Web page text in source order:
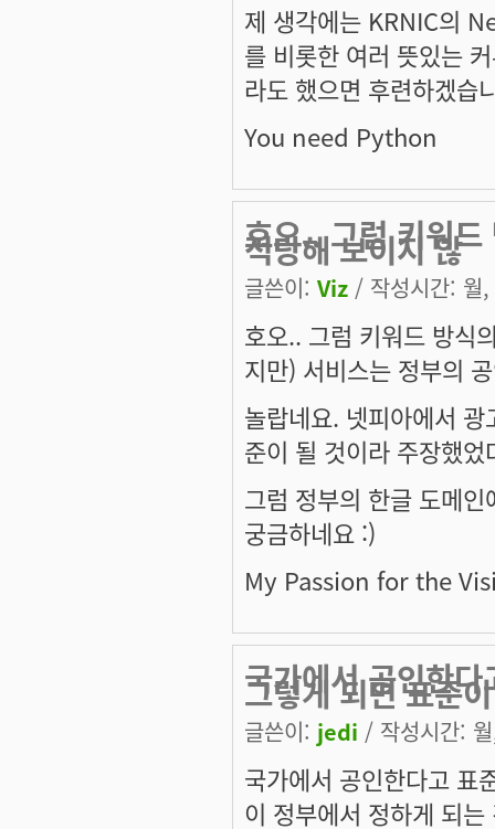
제 생각에는 KRNIC의
를 비롯한 여러 뜻있는
라도 했으면 후련하겠습
You need Python
호오.. 그럼 키워
적당해 보이지 않
글쓴이: Viz / 작성시간:
호오.. 그럼 키워드 방식
지만) 서비스는 정부의
놀랍네요. 넷피아에서
준이 될 것이라 주장했
그럼 정부의 한글 도메
궁금하네요 :)
My Passion for the
국가에서 공인한
그렇게 되면 표준이
글쓴이: jedi / 작성시간:
국가에서 공인한다고 표
이 정부에서 정하게 되